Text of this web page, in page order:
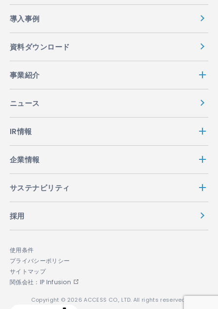
導入事例
資料ダウンロード
事業紹介
ニュース
IR情報
企業情報
サステナビリティ
採用
使用条件
プライバシーポリシー
サイトマップ
関係会社：IP Infusion
Copyright © 2026 ACCESS CO., LTD. All rights reserved.